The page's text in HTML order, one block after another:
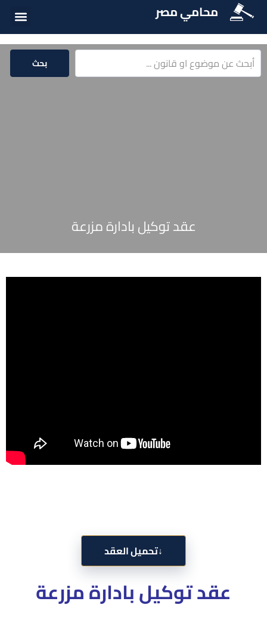
محامي مصر
بحث
عقد توكيل بادارة مزرعة
↓تحميل العقد
عقد توكيل بادارة مزرعة